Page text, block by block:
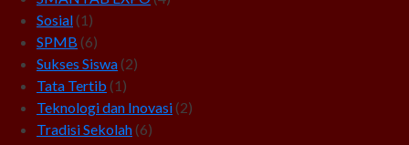
Sosial (1)
SPMB (6)
Sukses Siswa (2)
Tata Tertib (1)
Teknologi dan Inovasi (2)
Tradisi Sekolah (6)